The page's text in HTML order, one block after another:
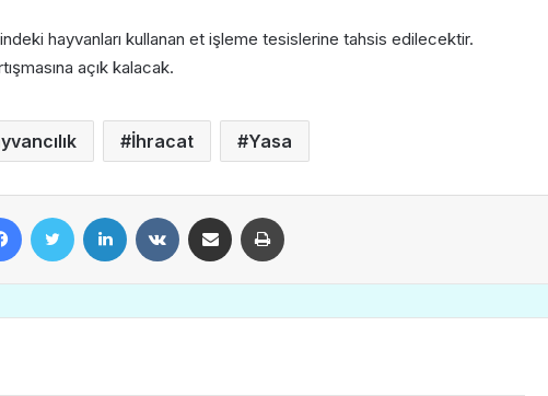
hayvanları kullanan et işleme tesislerine tahsis edilecektir.
açık kalacak.
İhracat Yasa